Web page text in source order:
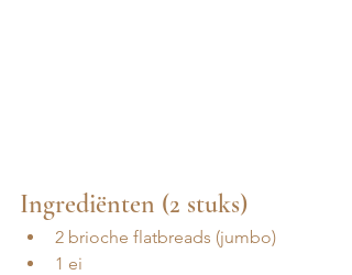
Ingrediënten (2 stuks)
2 brioche flatbreads (jumbo)
1 ei